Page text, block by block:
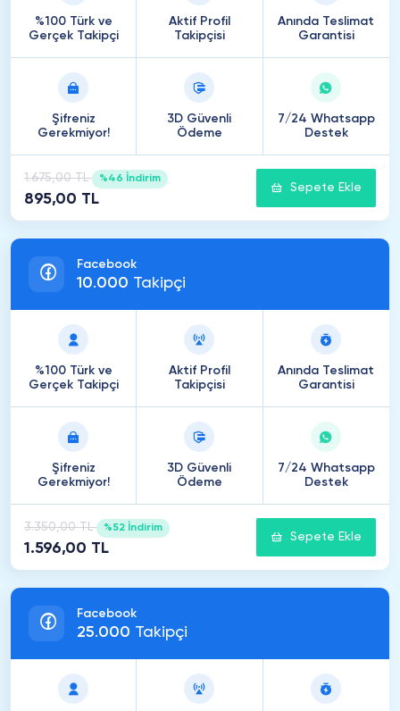
%100 Türk ve
Gerçek Takipçi
Aktif Profil
Takipçisi
Anında Teslimat
Garantisi
Şifreniz
Gerekmiyor!
3D Güvenli
Ödeme
7/24 Whatsapp
Destek
1.675,00 TL %46 İndirim
895,00 TL
Sepete Ekle
Facebook
10.000 Takipçi
%100 Türk ve
Gerçek Takipçi
Aktif Profil
Takipçisi
Anında Teslimat
Garantisi
Şifreniz
Gerekmiyor!
3D Güvenli
Ödeme
7/24 Whatsapp
Destek
3.350,00 TL %52 İndirim
1.596,00 TL
Sepete Ekle
Facebook
25.000 Takipçi